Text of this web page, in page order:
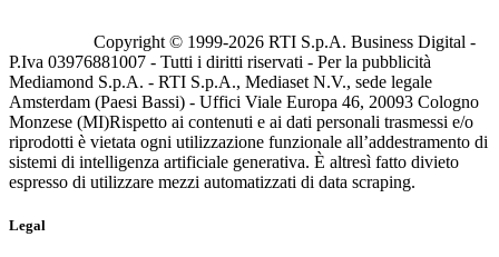
Copyright © 1999-2026 RTI S.p.A. Business Digital -
P.Iva 03976881007 - Tutti i diritti riservati - Per la pubblicità
Mediamond S.p.A. - RTI S.p.A., Mediaset N.V., sede legale
Amsterdam (Paesi Bassi) - Uffici Viale Europa 46, 20093 Cologno
Monzese (MI)Rispetto ai contenuti e ai dati personali trasmessi e/o
riprodotti è vietata ogni utilizzazione funzionale all’addestramento di
sistemi di intelligenza artificiale generativa. È altresì fatto divieto
espresso di utilizzare mezzi automatizzati di data scraping.
Legal